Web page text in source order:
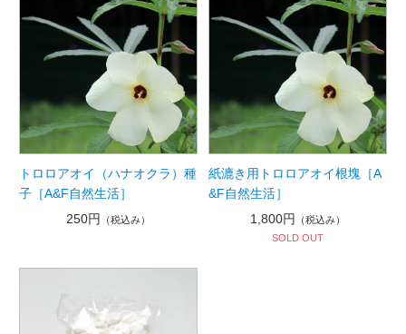
トロロアオイ（ハナオクラ）種
子［A&F自然生活］
250円
（税込み）
紙漉き用トロロアオイ根塊［A
&F自然生活］
1,800円
（税込み）
SOLD OUT